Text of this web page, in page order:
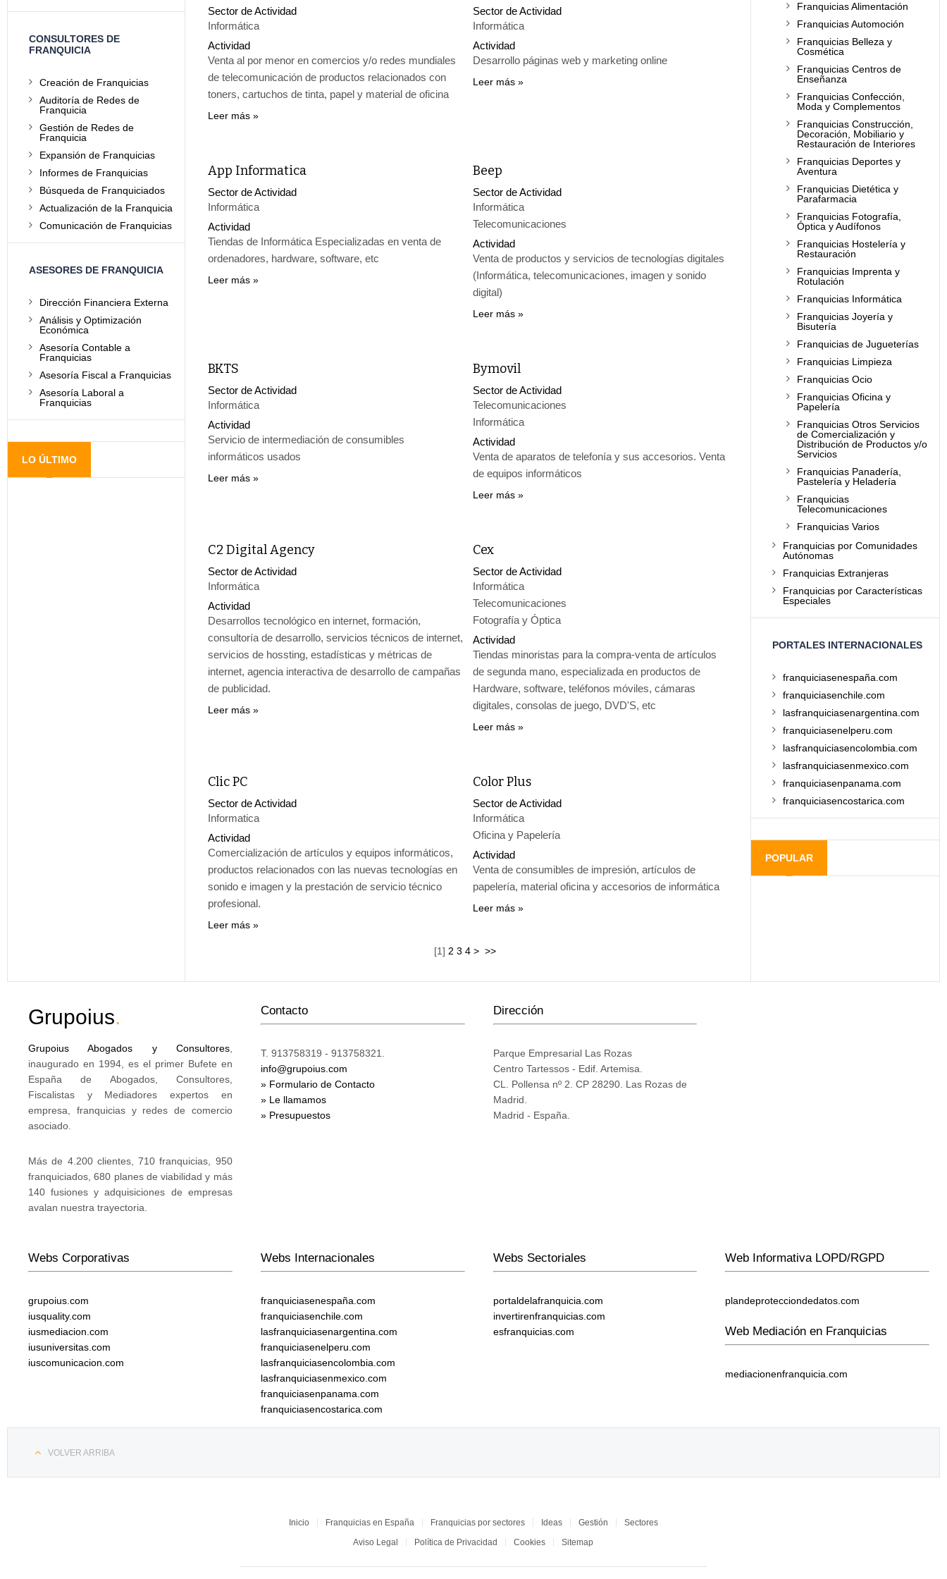
Sector de Actividad
Informática
Actividad
Venta al por menor en comercios y/o redes mundiales
de telecomunicación de productos relacionados con
toners, cartuchos de tinta, papel y material de oficina
Leer más
Sector de Actividad
Informática
Actividad
Desarrollo páginas web y marketing online
Leer más
App Informatica
Sector de Actividad
Informática
Actividad
Tiendas de Informática Especializadas en venta de
ordenadores, hardware, software, etc
Leer más
Beep
Sector de Actividad
Informática
Telecomunicaciones
Actividad
Venta de productos y servicios de tecnologías digitales
(Informática, telecomunicaciones, imagen y sonido
digital)
Leer más
BKTS
Sector de Actividad
Informática
Actividad
Servicio de intermediación de consumibles
informáticos usados
Leer más
Bymovil
Sector de Actividad
Telecomunicaciones
Informática
Actividad
Venta de aparatos de telefonía y sus accesorios. Venta
de equipos informáticos
Leer más
C2 Digital Agency
Sector de Actividad
Informática
Actividad
Desarrollos tecnológico en internet, formación,
consultoría de desarrollo, servicios técnicos de internet,
servicios de hossting, estadísticas y métricas de
internet, agencia interactiva de desarrollo de campañas
de publicidad.
Leer más
Cex
Sector de Actividad
Informática
Telecomunicaciones
Fotografía y Óptica
Actividad
Tiendas minoristas para la compra-venta de artículos
de segunda mano, especializada en productos de
Hardware, software, teléfonos móviles, cámaras
digitales, consolas de juego, DVD'S, etc
Leer más
Clic PC
Sector de Actividad
Informatica
Actividad
Comercialización de artículos y equipos informáticos,
productos relacionados con las nuevas tecnologías en
sonido e imagen y la prestación de servicio técnico
profesional.
Leer más
Color Plus
Sector de Actividad
Informática
Oficina y Papelería
Actividad
Venta de consumibles de impresión, artículos de
papelería, material oficina y accesorios de informática
Leer más
[1] 2 3 4 > >>
Franquicias Alimentación
Franquicias Automoción
Franquicias Belleza y
Cosmética
Franquicias Centros de
Enseñanza
Franquicias Confección,
Moda y Complementos
Franquicias Construcción,
Decoración, Mobiliario y
Restauración de Interiores
Franquicias Deportes y
Aventura
Franquicias Dietética y
Parafarmacia
Franquicias Fotografía,
Óptica y Audífonos
Franquicias Hostelería y
Restauración
Franquicias Imprenta y
Rotulación
Franquicias Informática
Franquicias Joyería y
Bisutería
Franquicias de Jugueterías
Franquicias Limpieza
Franquicias Ocio
Franquicias Oficina y
Papelería
Franquicias Otros Servicios
de Comercialización y
Distribución de Productos y/o
Servicios
Franquicias Panadería,
Pastelería y Heladería
Franquicias
Telecomunicaciones
Franquicias Varios
Franquicias por Comunidades
Autónomas
Franquicias Extranjeras
Franquicias por Características
Especiales
PORTALES INTERNACIONALES
franquiciasenespaña.com
franquiciasenchile.com
lasfranquiciasenargentina.com
franquiciasenelperu.com
lasfranquiciasencolombia.com
lasfranquiciasenmexico.com
franquiciasenpanama.com
franquiciasencostarica.com
POPULAR
CONSULTORES DE
FRANQUICIA
Creación de Franquicias
Auditoría de Redes de
Franquicia
Gestión de Redes de
Franquicia
Expansión de Franquicias
Informes de Franquicias
Búsqueda de Franquiciados
Actualización de la Franquicia
Comunicación de Franquicias
ASESORES DE FRANQUICIA
Dirección Financiera Externa
Análisis y Optimización
Económica
Asesoría Contable a
Franquicias
Asesoría Fiscal a Franquicias
Asesoría Laboral a
Franquicias
LO ÚLTIMO
Grupoius.
Grupoius Abogados y Consultores,
inaugurado en 1994, es el primer Bufete en
España de Abogados, Consultores,
Fiscalistas y Mediadores expertos en
empresa, franquicias y redes de comercio
asociado.
Más de 4.200 clientes, 710 franquicias, 950
franquiciados, 680 planes de viabilidad y más
140 fusiones y adquisiciones de empresas
avalan nuestra trayectoria.
Contacto
T. 913758319 - 913758321.
info@grupoius.com
» Formulario de Contacto
» Le llamamos
» Presupuestos
Dirección
Parque Empresarial Las Rozas
Centro Tartessos - Edif. Artemisa.
CL. Pollensa nº 2. CP 28290. Las Rozas de
Madrid.
Madrid - España.
Webs Corporativas
grupoius.com
iusquality.com
iusmediacion.com
iusuniversitas.com
iuscomunicacion.com
Webs Internacionales
franquiciasenespaña.com
franquiciasenchile.com
lasfranquiciasenargentina.com
franquiciasenelperu.com
lasfranquiciasencolombia.com
lasfranquiciasenmexico.com
franquiciasenpanama.com
franquiciasencostarica.com
Webs Sectoriales
portaldelafranquicia.com
invertirenfranquicias.com
esfranquicias.com
Web Informativa LOPD/RGPD
plandeprotecciondedatos.com
Web Mediación en Franquicias
mediacionenfranquicia.com
VOLVER ARRIBA
Inicio Franquicias en España Franquicias por sectores Ideas Gestión
Sectores
Aviso Legal
Política de Privacidad Cookies Sitemap